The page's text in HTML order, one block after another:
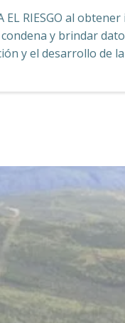
EL RIESGO al
y brindar
y el desarrollo de